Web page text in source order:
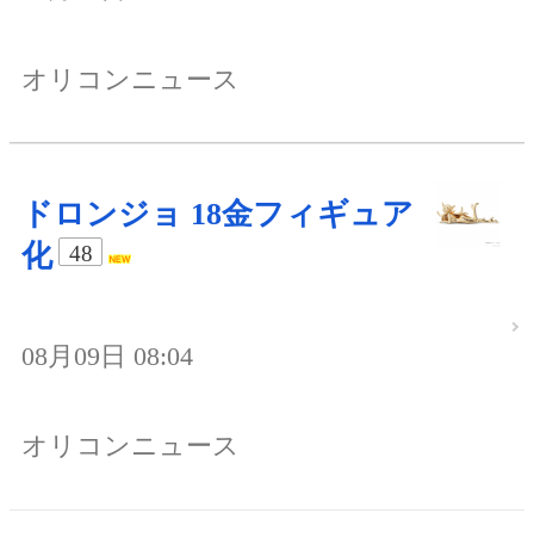
オリコンニュース
ドロンジョ 18金フィギュア
化
48
08月09日 08:04
オリコンニュース